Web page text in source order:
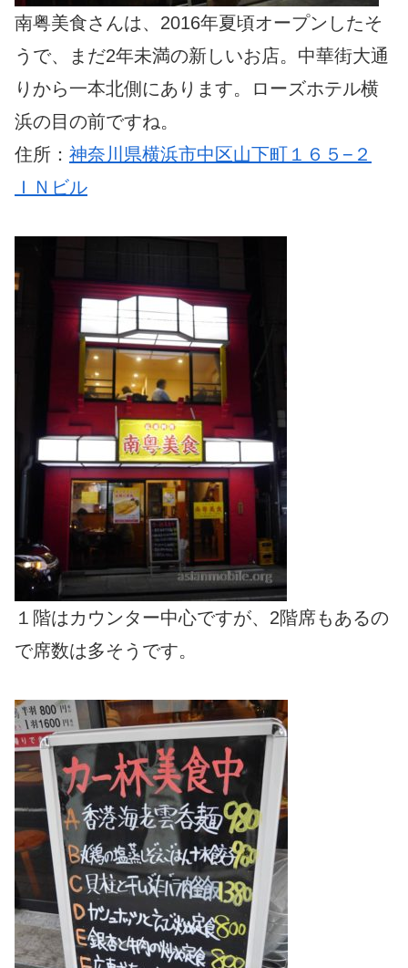
南粤美食さんは、2016年夏頃オープンしたそ
うで、まだ2年未満の新しいお店。中華街大通
りから一本北側にあります。ローズホテル横
浜の目の前ですね。
住所： 神奈川県横浜市中区山下町１６５−２
ＩＮビル
１階はカウンター中心ですが、2階席もあるの
で席数は多そうです。